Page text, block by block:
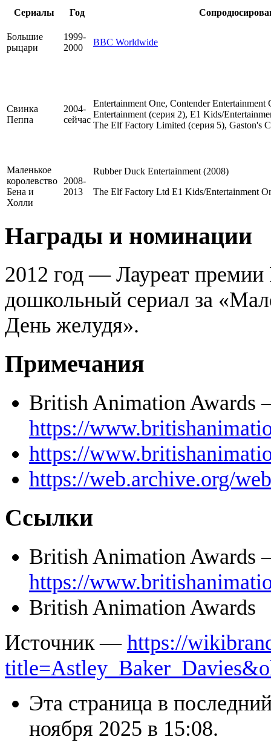
Сериалы Год
Большие
рыцари
1999-
2000
BBC Worldwide
Свинка
Пеппа
2004-
сейчас
Entertainment One, Contender
Entertainment (серия 2), E1 Kids/
The Elf Factory Limited (серия 5), Gaston's
Маленькое
королевство
Бена и
Холли
2008-
2013
Rubber Duck Entertainment (2008)
The Elf Factory Ltd E1 Kids/Entertainment
Награды и номинации
2012 год — Лауреат
дошкольный сериал за
День желудя».
Примечания
British Animation Awards
https://
https://
https://web.archive.org/
Ссылки
British Animation Awards
https://
British Animation Awards
Источник — https://
Эта страница в
ноября 2025 в 15:08.